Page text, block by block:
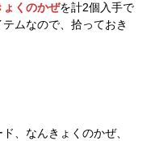
ょくのかぜを計2個入手で
ムなので、拾っておき
、なんきょくのかぜ、